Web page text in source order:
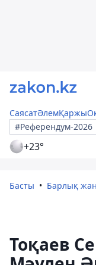
СаясатӘлемҚаржы
#Референдум-2026
+23°
Басты Барлық
Тоқаев